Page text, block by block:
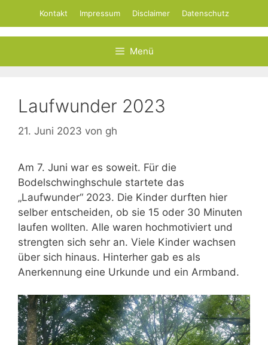
springen
Kontakt Impressum Disclaimer Datenschutz
Menü
Laufwunder 2023
21. Juni 2023 von gh
Am 7. Juni war es soweit. Für die
Bodelschwinghschule startete das
„Laufwunder“ 2023. Die Kinder durften hier
selber entscheiden, ob sie 15 oder 30 Minuten
laufen wollten. Alle waren hochmotiviert und
strengten sich sehr an. Viele Kinder wachsen
über sich hinaus. Hinterher gab es als
Anerkennung eine Urkunde und ein Armband.